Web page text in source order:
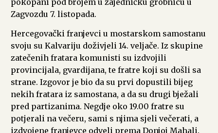
pokopani pod brojem u zajedničku grobnicu u
Zagvozdu 7. listopada.
Hercegovački franjevci u mostarskom samostanu
svoju su Kalvariju doživjeli 14. veljače. Iz skupine
zatečenih fratara komunisti su izdvojili
provincijala, gvardijana, te fratre koji su došli sa
strane. Izgovor je bio da su prvi dopustili bijeg
nekih fratara iz samostana, a da su drugi bježali
pred partizanima. Negdje oko 19.00 fratre su
potjerali na večeru, sami s njima sjeli večerati, a
izdvojene franjevce odveli prema Donjoj Mahali.